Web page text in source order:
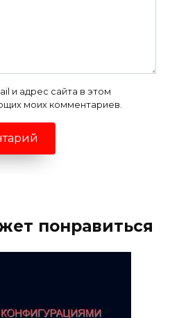
и адрес сайта в этом
моих комментариев.
понравиться